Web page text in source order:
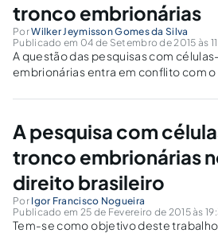
tronco embrionárias
PorWilker Jeymisson Gomes da Silva
Publicado em 04 de Setembro de 2015 às
A questão das pesquisas com
embrionárias entra em conflito com
em diversos âmbitos, tais como o
liberação de tais pesquisas.
A pesquisa com
tronco embrionárias
direito brasileiro
Por Igor Francisco Nogueira
Publicado em 25 de Fevereiro de 2015 às
Tem-se como objetivo deste